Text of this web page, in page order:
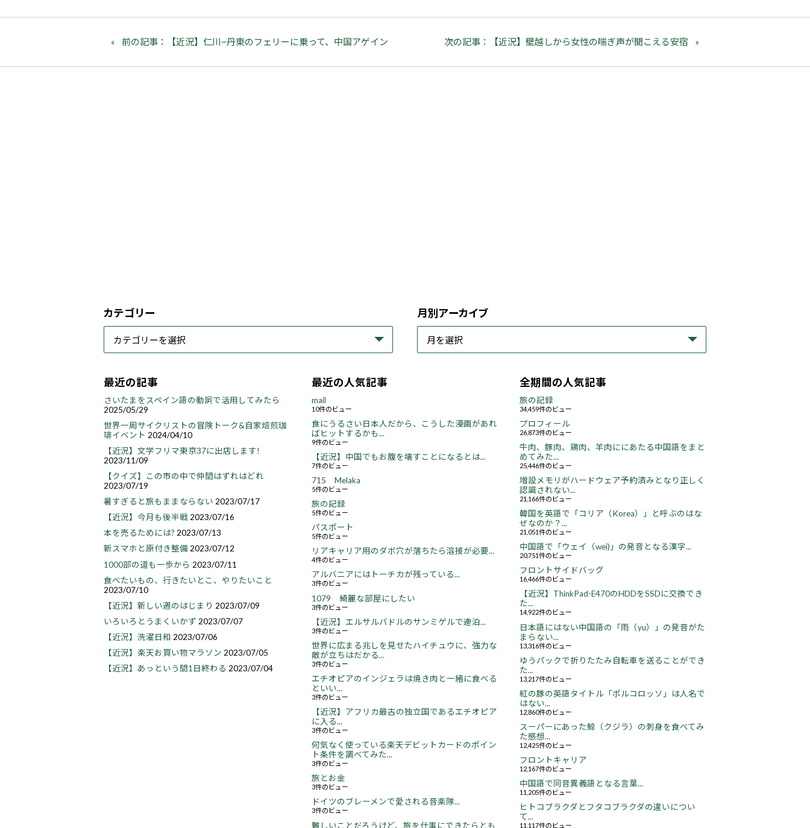
前の記事：【近況】仁川~丹東のフェリーに乗って、中国アゲイン 次の記事：【近況】壁越しから女性の喘ぎ声が聞こえる安宿
カテゴリー 月別アーカイブ
最近の記事
さいたまをスペイン語の動詞で活用してみたら
2025/05/29
世界一周サイクリストの冒険トーク&自家焙煎珈
琲イベント 2024/04/10
【近況】文学フリマ東京37に出店します!
2023/11/09
【クイズ】この市の中で仲間はずれはどれ
2023/07/19
暑すぎると旅もままならない 2023/07/17
【近況】今月も後半戦 2023/07/16
本を売るためには? 2023/07/13
新スマホと原付き整備2023/07/12
1000部の道も一歩から 2023/07/11
食べたいもの、行きたいとこ、やりたいこと
2023/07/10
【近況】新しい週のはじまり 2023/07/09
いろいろとうまくいかず 2023/07/07
【近況】洗濯日和 2023/07/06
【近況】楽天お買い物マラソン 2023/07/05
【近況】あっという間1日終わる 2023/07/04
最近の人気記事
mail
10件のビュー
食にうるさい日本人だから、こうした漫画があれ
ばヒットするかも...
9件のビュー
【近況】中国でもお腹を壊すことになるとは...
7件のビュー
715 Melaka
5件のビュー
旅の記録
5件のビュー
パスポート
5件のビュー
リアキャリア用のダボ穴が落ちたら溶接が必要...
4件のビュー
アルバニアにはトーチカが残っている...
3件のビュー
1079 綺麗な部屋にしたい
3件のビュー
【近況】エルサルバドルのサンミゲルで連泊...
3件のビュー
世界に広まる兆しを見せたハイチュウに、強力な
敵が立ちはだかる...
3件のビュー
エチオピアのインジェラは焼き肉と一緒に食べる
といい...
3件のビュー
【近況】アフリカ最古の独立国であるエチオピア
に入る...
3件のビュー
何気なく使っている楽天デビットカードのポイン
ト条件を調べてみた...
3件のビュー
旅とお金
3件のビュー
ドイツのブレーメンで愛される音楽隊...
3件のビュー
難しいことだろうけど、旅を仕事にできたらとも
全期間の人気記事
旅の記録
34,459件のビュー
プロフィール
26,873件のビュー
牛肉、豚肉、鶏肉、羊肉ににあたる中国語をまと
めてみた...
25,446件のビュー
増設メモリがハードウェア予約済みとなり正しく
認識されない...
21,166件のビュー
韓国を英語で「コリア（Korea）」と呼ぶのはな
ぜなのか？...
21,051件のビュー
中国語で「ウェイ（wei)」の発音となる漢字...
20,751件のビュー
フロントサイドバッグ
16,466件のビュー
【近況】ThinkPad-E470のHDDをSSDに交換でき
た...
14,922件のビュー
日本語にはない中国語の「雨（yu）」の発音がた
まらない...
13,316件のビュー
ゆうパックで折りたたみ自転車を送ることができ
た...
13,217件のビュー
紅の豚の英語タイトル「ポルコロッソ」は人名で
はない...
12,860件のビュー
スーパーにあった鯨（クジラ）の刺身を食べてみ
た感想...
12,425件のビュー
フロントキャリア
12,167件のビュー
中国語で同音異義語となる言葉...
11,205件のビュー
ヒトコブラクダとフタコブラクダの違いについ
て...
11,117件のビュー